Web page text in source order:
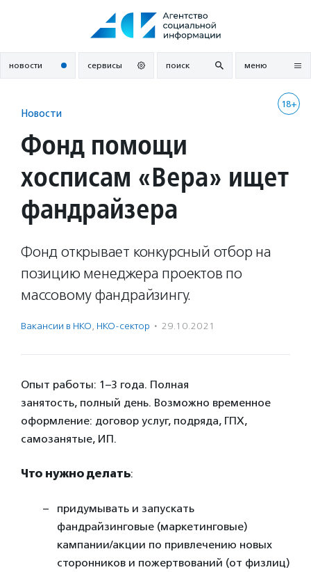
новости сервисы поиск меню
18+
Новости
Фонд помощи
хосписам «Вера» ищет
фандрайзера
Фонд открывает конкурсный отбор на
позицию менеджера проектов по
массовому фандрайзингу.
Вакансии в НКО, НКО-сектор · 29.10.2021
Опыт работы: 1–3 года. Полная
занятость, полный день. Возможно временное
оформление: договор услуг, подряда, ГПХ,
самозанятые, ИП.
Что нужно делать:
придумывать и запускать
фандрайзинговые (маркетинговые)
кампании/акции по привлечению новых
сторонников и пожертвований (от физлиц)